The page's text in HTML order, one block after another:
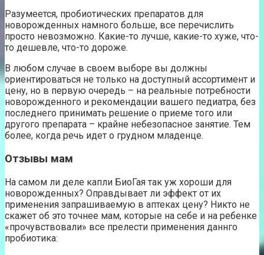
Разумеется, пробиотических препаратов для
новорожденных намного больше, все перечислить
просто невозможно. Какие-то лучше, какие-то хуже, что-
то дешевле, что-то дороже.
В любом случае в своем выборе вы должны
ориентироваться не только на доступный ассортимент и
цену, но в первую очередь – на реальные потребности
новорожденного и рекомендации вашего педиатра, без
последнего принимать решение о приеме того или
другого препарата – крайне небезопасное занятие. Тем
более, когда речь идет о грудном младенце.
Отзывы мам
На самом ли деле капли БиоГая так уж хороши для
новорожденных? Оправдывает ли эффект от их
применения запрашиваемую в аптеках цену? Никто не
скажет об это точнее мам, которые на себе и на ребенке
«прочувствовали» все прелести применения даннго
пробиотика: